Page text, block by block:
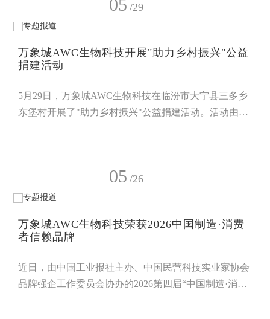
经销商代表在展会现场积极参与接待与交流，展现了当
地团队的热情与凝聚力。展会期间，马来西亚旅游局副
AWC展位参观指导。李泰康副局长与万象城AWC渊源
05 /29
万象城AWC生物科技开展"助力乡村振兴"公益
捐建活动
5月29日，万象城AWC生物科技在临汾市大宁县三多乡
东堡村开展了"助力乡村振兴"公益捐建活动。活动由万
象城AWC员工及市场代表共计40余人参加。活动伊
始，村主任介绍了东堡村当前乡村建设、人居环境等村
动受限、自主发
05 /26
万象城AWC生物科技荣获2026中国制造·消费
者信赖品牌
近日，由中国工业报社主办、中国民营科技实业家协会
品牌强企工作委员会协办的2026第四届“中国制造·消费